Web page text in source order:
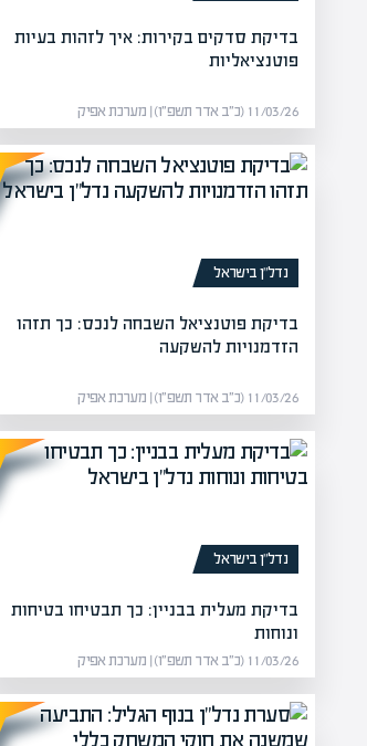
בדיקת סדקים בקירות: איך לזהות בעיות
פוטנציאליות
11/03/26 (כ״ב אדר תשפ״ו) | מערכת אפיק
נדל”ן בישראל
בדיקת פוטנציאל השבחה לנכס: כך תזהו
הזדמנויות להשקעה
11/03/26 (כ״ב אדר תשפ״ו) | מערכת אפיק
נדל”ן בישראל
בדיקת מעלית בבניין: כך תבטיחו בטיחות
ונוחות
11/03/26 (כ״ב אדר תשפ״ו) | מערכת אפיק